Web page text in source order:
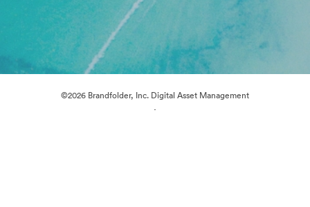
©2026 Brandfolder, Inc. Digital Asset Management
·